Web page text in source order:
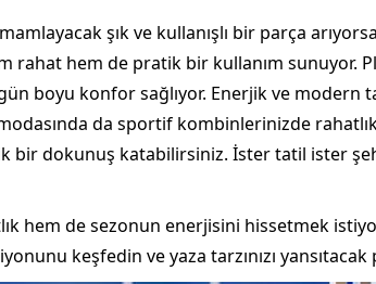
şık ve kullanışlı bir parça
rahat hem de pratik bir kullanım
boyu konfor sağlıyor. Enerjik ve modern
da sportif kombinlerinizde
dokunuş katabilirsiniz. İster tatil ister
hem de sezonun enerjisini hissetmek
keşfedin ve yaza tarzınızı